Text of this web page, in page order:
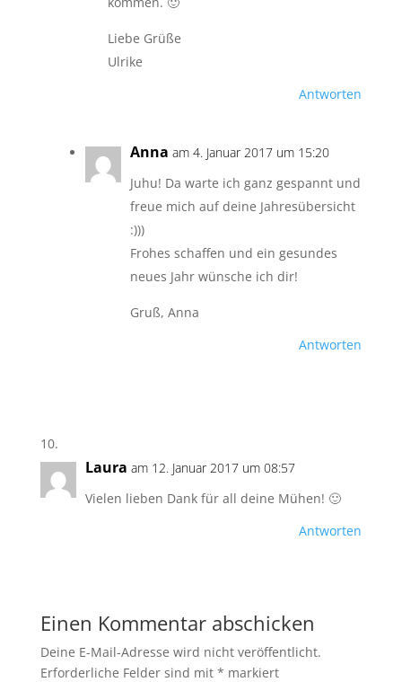
Liebe Grüße
Ulrike
Antworten
Anna am 4. Januar 2017 um 15:20
Juhu! Da warte ich ganz gespannt und
freue mich auf deine Jahresübersicht
:)))
Frohes schaffen und ein gesundes
neues Jahr wünsche ich dir!
Gruß, Anna
Antworten
Laura am 12. Januar 2017 um 08:57
Vielen lieben Dank für all deine Mühen! 🙂
Antworten
Einen Kommentar abschicken
Deine E-Mail-Adresse wird nicht veröffentlicht.
Erforderliche Felder sind mit * markiert